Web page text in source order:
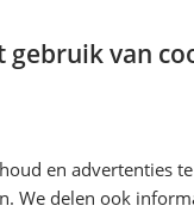
in je
gebruik van
en advertenties
We delen ook